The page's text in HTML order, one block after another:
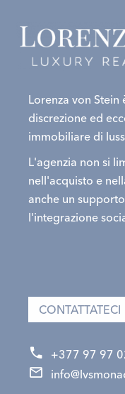
Lorenza von
discrezione ed
immobiliare di
L'agenzia non si
nell'acquisto e
anche un
l'integrazione
CONTATTATECI
+377 97 97